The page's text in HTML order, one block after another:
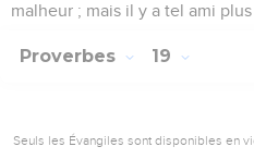
malheur ; mais il y a tel ami
Proverbes 19
Seuls les Évangiles sont disponibles en